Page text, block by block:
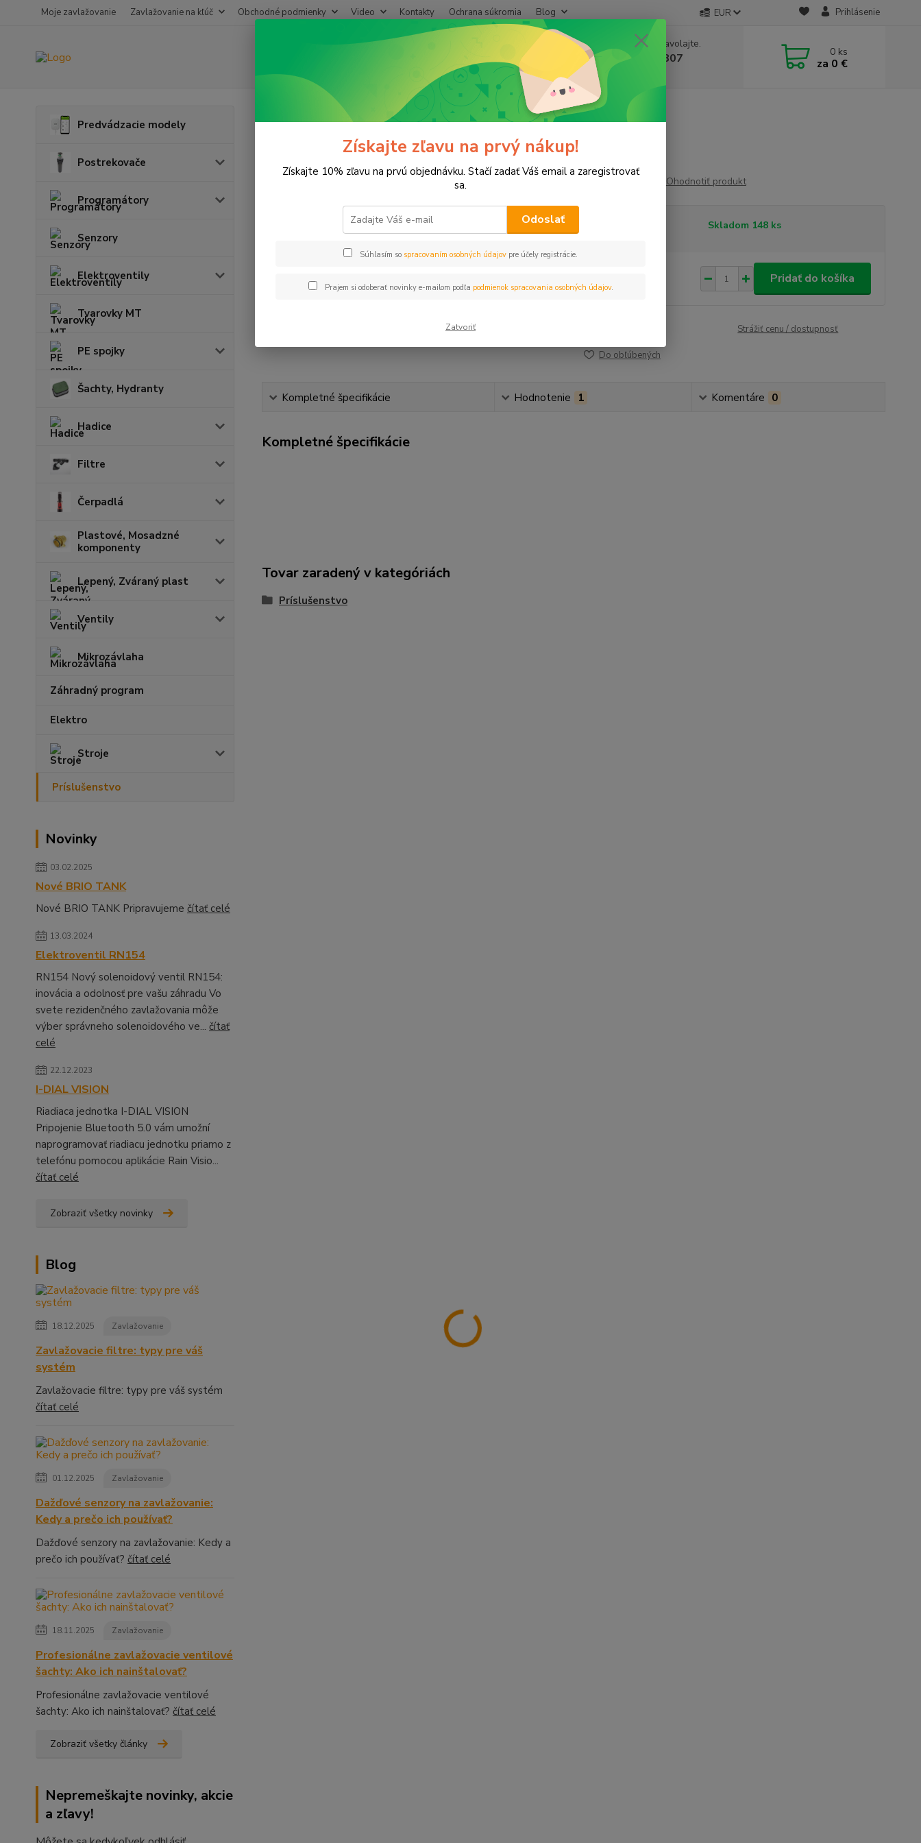
Moje zavlažovanie Zavlažovanie na kľúč Obchodné podmienky Video Kontakty Ochrana súkromia Blog EUR Prihlásenie
Neviete si rady? Zavolajte.
+421 911 131 807
(Po-Pia, 8-17 hod.)
0 ks
za 0 €
Predvádzacie modely
Postrekovače
Programátory
Senzory
Elektroventily
Tvarovky MT
PE spojky
Šachty, Hydranty
Hadice
Filtre
Čerpadlá
Plastové, Mosadzné
komponenty
Lepený, Zváraný plast
Ventily
Mikrozávlaha
Záhradný program
Elektro
Stroje
Príslušenstvo
Novinky
03.02.2025
Nové BRIO TANK
Nové BRIO TANK Pripravujeme čítať celé
13.03.2024
Elektroventil RN154
RN154 Nový solenoidový ventil RN154:
inovácia a odolnosť pre vašu záhradu Vo
svete rezidenčného zavlažovania môže
výber správneho solenoidového ve... čítať
celé
22.12.2023
I-DIAL VISION
Riadiaca jednotka I-DIAL VISION
Pripojenie Bluetooth 5.0 vám umožní
naprogramovať riadiacu jednotku priamo z
telefónu pomocou aplikácie Rain Visio...
čítať celé
Zobraziť všetky novinky
Blog
18.12.2025 Zavlažovanie
Zavlažovacie filtre: typy pre váš
systém
Zavlažovacie filtre: typy pre váš systém
čítať celé
01.12.2025 Zavlažovanie
Dažďové senzory na zavlažovanie:
Kedy a prečo ich používať?
Dažďové senzory na zavlažovanie: Kedy a
prečo ich používať? čítať celé
18.11.2025 Zavlažovanie
Profesionálne zavlažovacie ventilové
šachty: Ako ich nainštalovať?
Profesionálne zavlažovacie ventilové
šachty: Ako ich nainštalovať? čítať celé
Zobraziť všetky články
Nepremeškajte novinky, akcie
a zľavy!
Príslušenstvo Príchytka s klinčekom 7mm biela
Príchytka s klinčekom 7mm biela
Ohodnotiť produkt
Skladom 148 ks
0,03 €
Pridať do košíka
Strážiť cenu / dostupnosť
Do obľúbených
Kompletné špecifikácie Hodnotenie 1 Komentáre 0
Kompletné špecifikácie
Tovar zaradený v kategóriách
Príslušenstvo
Získajte zľavu na prvý nákup!
Získajte 10% zľavu na prvú objednávku. Stačí zadať Váš email a zaregistrovať
sa.
Odoslať
Súhlasím so spracovaním osobných údajov pre účely registrácie.
Prajem si odoberať novinky e-mailom podľa podmienok spracovania osobných údajov.
Zatvoriť